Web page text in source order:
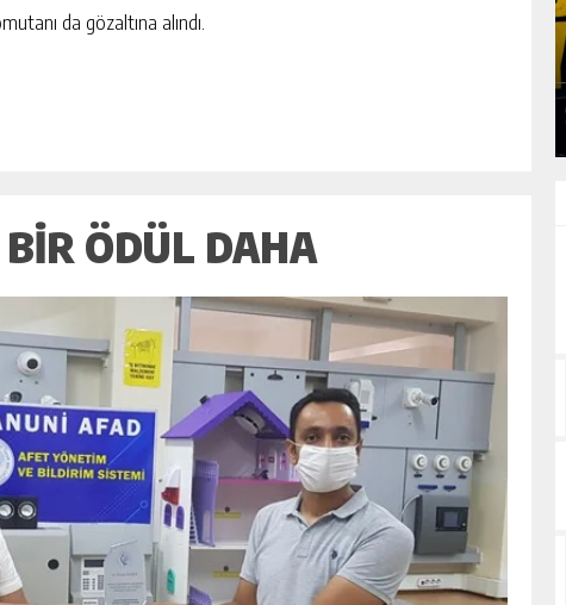
da gözaltına alındı.
ÖDÜL DAHA
VE
BAŞKAN BUNU YAPARSA! SIGORTACILAR